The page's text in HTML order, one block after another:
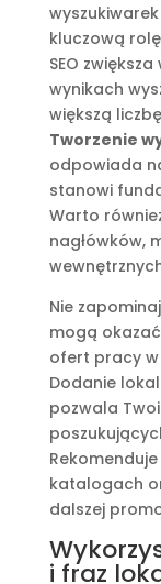
kluczową
SEO
wynikach
większą
Tworzenie
odpowiada
stanowi
Warto
nagłówków,
Nie
mogą
ofert pracy
Dodanie
pozwala
katalogach
dalszej
i fraz